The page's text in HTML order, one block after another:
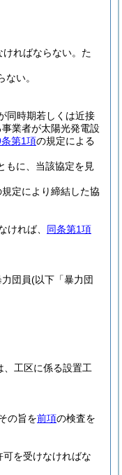
ればならない。 た
い。
同時期若しくは近接
業者が太陽光発電設
第1項の規定による
もに、当該協定を見
規定により締結した協
ければ、 同条第1項
団員(以下「暴力団
工区に係る設置工
の旨を前項の検査を
を受けなければな